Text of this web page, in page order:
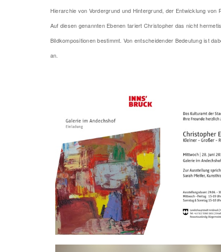
Hierarchie von Vordergrund und Hintergrund, der Entwicklung
Auf diesen genannten Ebenen tariert Christopher das nicht
Bildkompositionen bestimmt. Von entscheidender Bedeutung ist
an.